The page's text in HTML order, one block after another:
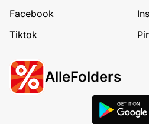
Facebook
Tiktok
AlleFolders